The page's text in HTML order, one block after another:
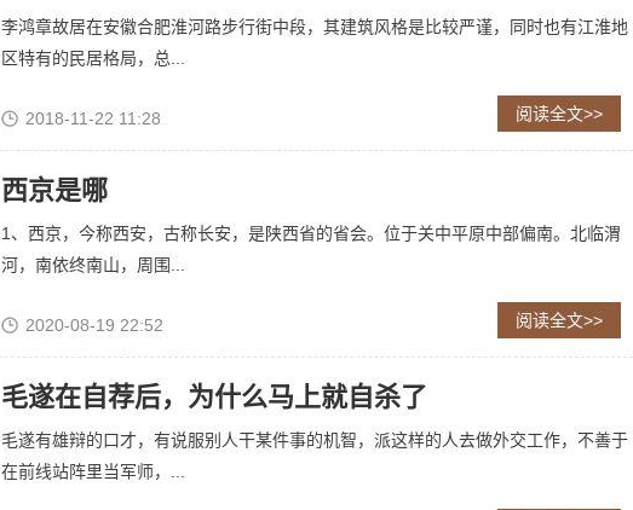
李鸿章故居在安徽合肥淮河路步行街中段，其建筑风格是比较严谨，同时也有江淮地
区特有的民居格局，总...
2018-11-22 11:28 阅读全文>>
西京是哪
1、西京，今称西安，古称长安，是陕西省的省会。位于关中平原中部偏南。北临渭
河，南依终南山，周围...
2020-08-19 22:52 阅读全文>>
毛遂在自荐后，为什么马上就自杀了
毛遂有雄辩的口才，有说服别人干某件事的机智，派这样的人去做外交工作，不善于
在前线站阵里当军师，...